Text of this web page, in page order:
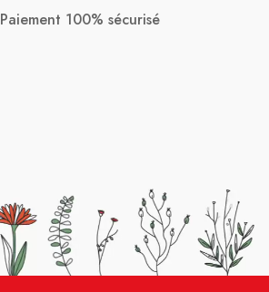
Paiement 100% sécurisé